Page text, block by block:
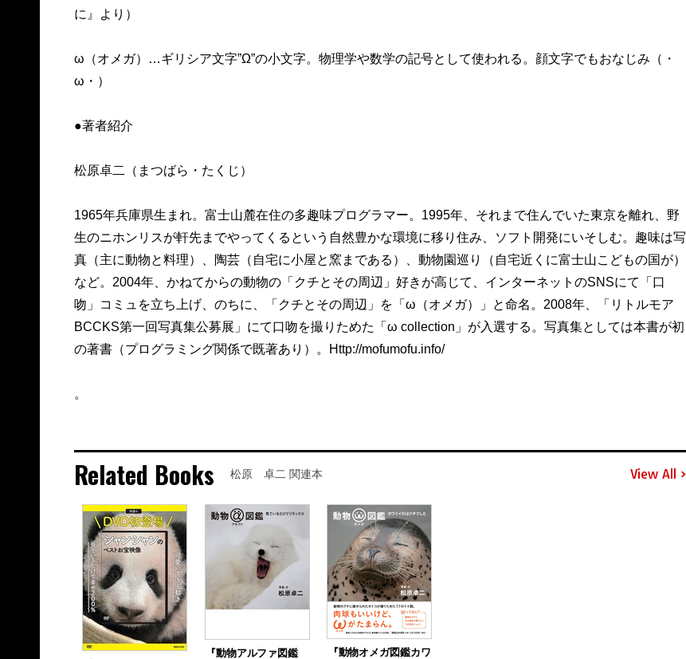
に』より）
ω（オメガ）…ギリシア文字”Ω”の小文字。物理学や数学の記号として使われる。顔文字でもおなじみ（・
ω・）
●著者紹介
松原卓二（まつばら・たくじ）
1965年兵庫県生まれ。富士山麓在住の多趣味プログラマー。1995年、それまで住んでいた東京を離れ、野
生のニホンリスが軒先までやってくるという自然豊かな環境に移り住み、ソフト開発にいそしむ。趣味は写
真（主に動物と料理）、陶芸（自宅に小屋と窯まである）、動物園巡り（自宅近くに富士山こどもの国が）
など。2004年、かねてからの動物の「クチとその周辺」好きが高じて、インターネットのSNSにて「口
吻」コミュを立ち上げ、のちに、「クチとその周辺」を「ω（オメガ）」と命名。2008年、「リトルモア
BCCKS第一回写真集公募展」にて口吻を撮りためた「ω collection」が入選する。写真集としては本書が初
の著書（プログラミング関係で既著あり）。Http://mofumofu.info/
。
Related Books 松原 卓二 関連本 View All
『動物アルファ図鑑 『動物オメガ図鑑カワ